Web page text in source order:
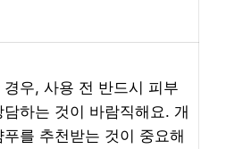
우, 사용 전 반드시 피부
하는 것이 바람직해요. 개
를 추천받는 것이 중요해